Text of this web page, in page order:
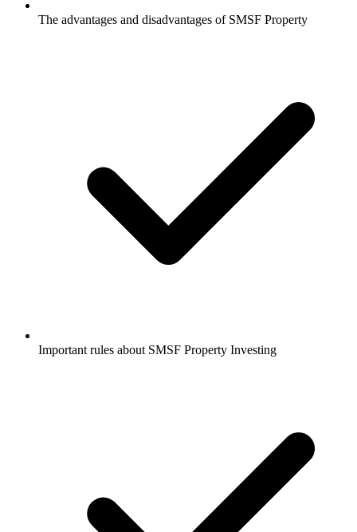
The advantages and disadvantages of SMSF Property​​​​‌ ‍ ​‍​‍‌‍ ‌ ​‍‌‍‍‌‌‍‌ ‌‍‍‌‌‍ ‍​‍​‍​ ‍‍​‍​‍‌ ​ ‌‍​‌‌‍ ‍‌‍‍‌‌ ‌​‌ ‍‌​‍ ‍‌‍‍‌‌‍ ​‍​‍​‍ ​​‍​‍‌‍‍​‌ ​‍‌‍‌‌‌‍‌‍​‍​‍​ ‍‍​‍​‍‌‍‍​‌ ‌​‌ ‌​‌ ​​‌ ​ ​ ‍‍​‍ ​‍ ‌‍​‍‌‍‌‍‌ ​​​‍ ‌‌ ​​‌ ​‍‌‍ ‌ ​​‌‍‌‌‌ ​‍‌ ‌​‌ ‍‌​‍ ‌‌‍‌ ‌ ​‍‌‍ ‌ ‌‌‌ ​​​‍ ‍‌ ‌‍‌‍‌‌‌ ​‍‌‍​ ‌‍‌‌‌‍ ​​‍ ‍‌‍​‌‌ ​​‌ ​​​‍ ‌ ​ ‌ ‌​‌ ‌‌‌‍‌​‌‍‍‌‌‍ ​‍ ‌‍‍‌‌‍ ‍‌ ‌​‌‍‌‌‌‍ ‍‌ ‌​​‍ ‌‍‌‌‌‍‌​‌‍‍‌‌ ‌​​‍ ‌‍ ‌‌‍ ‌‍‌​‌‍‌‌​ ‌‌ ​​‌ ​‍‌‍‌‌‌ ​ ‌‍‌‌‌‍ ‍‌ ‌​‌‍​‌‌ ‌​‌‍‍‌‌‍ ‌‍ ‍​ ‍ ‌‍‍‌‌‍‌​​ ‌‌‍‍​‌‍ ‌‍ ‌‌‍‌‌‌‌​​‌‍​‌‌‍‌ ‌‍‌‌​ ‍ ‌ ‌​‌ ‍‌‌ ​​‌‍‌‌​ ‌‌‍‍​‌‍ ‌‍ ‌‌‍‌‌‌‌​​‌‍​‌‌‍‌ ‌‍‌‌​ ‍ ‌ ​​‌‍​‌‌ ‌​‌‍‍​​ ‌‌‍‌ ‌ ‌‌‌‍‍‌‌‍‌​‌‍‌‌‌ ​ ‌​​‍‌‍ ​‌‍ ‌‍​ ‌‍‍ ​‍ ‍‌‍‌ ‌ ‌‌‌‍‍‌‌‍‌​‌‍‌‌‌ ​ ​‍‌‌​ ‌‌‌​​‍‌‌ ‌‍‍ ‌‍‌‌‌ ‍‌​‍‌‌​ ​ ‌​‌​​‍‌‌​ ​ ‌​‌​​‍‌‌​ ​‍​ ​‍‌‍‌ ​‍ ‌​ ​​​‍‌‌​ ​‍​ ​‍​‍‌‌​ ‌‌‌​‌​​‍ ‍‌‍​‍‌ ‌‌‌‍ ​‌‍ ​‌‍‌‌‌ ‌​‌ ​ ​‍‌‌​ ‌‌‌​​‍​ ​​​‍‌‌​ ‌‌‌​‌​​ ‌‍​‍‌‍​‌‌ ​ ‌‍‌‌‌‌‌‌‌ ​‍‌‍ ​​ ‌‌‍‍​‌ ‌​‌ ‌​‌ ​​‌ ​ ​‍‌‌​ ​ ‌​​‌​‍‌‌​ ​‍‌​‌‍​‍‌‌​ ​‍‌​‌‍‌‍​‍‌‍‌‍‌ ​​​‍ ‌‌ ​​‌ ​‍‌‍ ‌ ​​‌‍‌‌‌ ​‍‌ ‌​‌ ‍‌​‍ ‌‌‍‌ ‌ ​‍‌‍ ‌ ‌‌‌ ​​​‍ ‍‌ ‌‍‌‍‌‌‌ ​‍‌‍​ ‌‍‌‌‌‍ ​​‍ ‍‌‍​‌‌ ​​‌ ​​​‍‌‌​ ​‍‌​‌‍‌ ​ ‌ ‌​‌ ‌‌‌‍‌​‌‍‍‌‌‍ ​‍‌‍‌‍‍‌‌‍‌​​ ‌‌‍‍​‌‍ ‌‍ ‌‌‍‌‌‌‌​​‌‍​‌‌‍‌ ‌‍‌‌​‍‌‍‌ ‌​‌ ‍‌‌ ​​‌‍‌‌​ ‌‌‍‍​‌‍ ‌‍ ‌‌‍‌‌‌‌​​‌‍​‌‌‍‌ ‌‍‌‌​‍‌‍‌ ​​‌‍​‌‌ ‌​‌‍‍​​ ‌‌‍‌ ‌ ‌‌‌‍‍‌‌‍‌​‌‍‌‌‌ ​ ‌​​‍‌‍ ​‌‍ ‌‍​ ‌‍‍ ​‍ ‍‌‍‌ ‌ ‌‌‌‍‍‌‌‍‌​‌‍‌‌‌ ​ ​‍‌‌​ ‌‌‌​​‍‌‌ ‌‍‍ ‌‍‌‌‌ ‍‌​‍‌‌​ ​ ‌​‌​​‍‌‌​ ​ ‌​‌​​‍‌‌​ ​‍​ ​‍‌‍‌ ​‍ ‌​ ​​​‍‌‌​ ​‍​ ​‍​‍‌‌​ ‌‌‌​‌​​‍ ‍‌‍​‍‌ ‌‌‌‍ ​‌‍ ​‌‍‌‌‌ ‌​‌ ​ ​‍‌‌​ ‌‌‌​​‍​ ​​​‍‌‌​ ‌‌‌​‌​​‍‌‍‌ ​​‌‍‌‌‌ ​‍‌ ​ ‌ ​​‌‍‌‌‌‍​ ‌ ‌​‌‍‍‌‌ ‌‍‌‍‌‌​ ‌‌ ​​‌ ‌‌‌‍​‍‌‍ ​‌‍‍‌‌ ​ ‌‍‍​‌‍‌‌‌‍‌​​‍​‍‌ ‌
Important rules about SMSF Property Investing​​​​‌ ‍ ​‍​‍‌‍ ‌ ​‍‌‍‍‌‌‍‌ ‌‍‍‌‌‍ ‍​‍​‍​ ‍‍​‍​‍‌ ​ ‌‍​‌‌‍ ‍‌‍‍‌‌ ‌​‌ ‍‌​‍ ‍‌‍‍‌‌‍ ​‍​‍​‍ ​​‍​‍‌‍‍​‌ ​‍‌‍‌‌‌‍‌‍​‍​‍​ ‍‍​‍​‍‌‍‍​‌ ‌​‌ ‌​‌ ​​‌ ​ ​ ‍‍​‍ ​‍ ‌‍​‍‌‍‌‍‌ ​​​‍ ‌‌ ​​‌ ​‍‌‍ ‌ ​​‌‍‌‌‌ ​‍‌ ‌​‌ ‍‌​‍ ‌‌‍‌ ‌ ​‍‌‍ ‌ ‌‌‌ ​​​‍ ‍‌ ‌‍‌‍‌‌‌ ​‍‌‍​ ‌‍‌‌‌‍ ​​‍ ‍‌‍​‌‌ ​​‌ ​​​‍ ‌ ​ ‌ ‌​‌ ‌‌‌‍‌​‌‍‍‌‌‍ ​‍ ‌‍‍‌‌‍ ‍‌ ‌​‌‍‌‌‌‍ ‍‌ ‌​​‍ ‌‍‌‌‌‍‌​‌‍‍‌‌ ‌​​‍ ‌‍ ‌‌‍ ‌‍‌​‌‍‌‌​ ‌‌ ​​‌ ​‍‌‍‌‌‌ ​ ‌‍‌‌‌‍ ‍‌ ‌​‌‍​‌‌ ‌​‌‍‍‌‌‍ ‌‍ ‍​ ‍ ‌‍‍‌‌‍‌​​ ‌‌‍‍​‌‍ ‌‍ ‌‌‍‌‌‌‌​​‌‍​‌‌‍‌ ‌‍‌‌​ ‍ ‌ ‌​‌ ‍‌‌ ​​‌‍‌‌​ ‌‌‍‍​‌‍ ‌‍ ‌‌‍‌‌‌‌​​‌‍​‌‌‍‌ ‌‍‌‌​ ‍ ‌ ​​‌‍​‌‌ ‌​‌‍‍​​ ‌‌‍‌ ‌ ‌‌‌‍‍‌‌‍‌​‌‍‌‌‌ ​ ‌​​‍‌‍ ​‌‍ ‌‍​ ‌‍‍ ​‍ ‍‌‍‌ ‌ ‌‌‌‍‍‌‌‍‌​‌‍‌‌‌ ​ ​‍‌‌​ ‌‌‌​​‍‌‌ ‌‍‍ ‌‍‌‌‌ ‍‌​‍‌‌​ ​ ‌​‌​​‍‌‌​ ​ ‌​‌​​‍‌‌​ ​‍​ ​‍‌‍‌ ​‍ ‌​ ​​​‍‌‌​ ​‍​ ​‍​‍‌‌​ ‌‌‌​‌​​‍ ‍‌‍​‍‌ ‌‌‌‍ ​‌‍ ​‌‍‌‌‌ ‌​‌ ​ ​‍‌‌​ ‌‌‌​​‍​ ​‌​‍‌‌​ ‌‌‌​‌​​ ‌‍​‍‌‍​‌‌ ​ ‌‍‌‌‌‌‌‌‌ ​‍‌‍ ​​ ‌‌‍‍​‌ ‌​‌ ‌​‌ ​​‌ ​ ​‍‌‌​ ​ ‌​​‌​‍‌‌​ ​‍‌​‌‍​‍‌‌​ ​‍‌​‌‍‌‍​‍‌‍‌‍‌ ​​​‍ ‌‌ ​​‌ ​‍‌‍ ‌ ​​‌‍‌‌‌ ​‍‌ ‌​‌ ‍‌​‍ ‌‌‍‌ ‌ ​‍‌‍ ‌ ‌‌‌ ​​​‍ ‍‌ ‌‍‌‍‌‌‌ ​‍‌‍​ ‌‍‌‌‌‍ ​​‍ ‍‌‍​‌‌ ​​‌ ​​​‍‌‌​ ​‍‌​‌‍‌ ​ ‌ ‌​‌ ‌‌‌‍‌​‌‍‍‌‌‍ ​‍‌‍‌‍‍‌‌‍‌​​ ‌‌‍‍​‌‍ ‌‍ ‌‌‍‌‌‌‌​​‌‍​‌‌‍‌ ‌‍‌‌​‍‌‍‌ ‌​‌ ‍‌‌ ​​‌‍‌‌​ ‌‌‍‍​‌‍ ‌‍ ‌‌‍‌‌‌‌​​‌‍​‌‌‍‌ ‌‍‌‌​‍‌‍‌ ​​‌‍​‌‌ ‌​‌‍‍​​ ‌‌‍‌ ‌ ‌‌‌‍‍‌‌‍‌​‌‍‌‌‌ ​ ‌​​‍‌‍ ​‌‍ ‌‍​ ‌‍‍ ​‍ ‍‌‍‌ ‌ ‌‌‌‍‍‌‌‍‌​‌‍‌‌‌ ​ ​‍‌‌​ ‌‌‌​​‍‌‌ ‌‍‍ ‌‍‌‌‌ ‍‌​‍‌‌​ ​ ‌​‌​​‍‌‌​ ​ ‌​‌​​‍‌‌​ ​‍​ ​‍‌‍‌ ​‍ ‌​ ​​​‍‌‌​ ​‍​ ​‍​‍‌‌​ ‌‌‌​‌​​‍ ‍‌‍​‍‌ ‌‌‌‍ ​‌‍ ​‌‍‌‌‌ ‌​‌ ​ ​‍‌‌​ ‌‌‌​​‍​ ​‌​‍‌‌​ ‌‌‌​‌​​‍‌‍‌ ​​‌‍‌‌‌ ​‍‌ ​ ‌ ​​‌‍‌‌‌‍​ ‌ ‌​‌‍‍‌‌ ‌‍‌‍‌‌​ ‌‌ ​​‌ ‌‌‌‍​‍‌‍ ​‌‍‍‌‌ ​ ‌‍‍​‌‍‌‌‌‍‌​​‍​‍‌ ‌